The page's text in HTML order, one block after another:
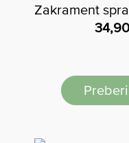
Zakrament
34,90